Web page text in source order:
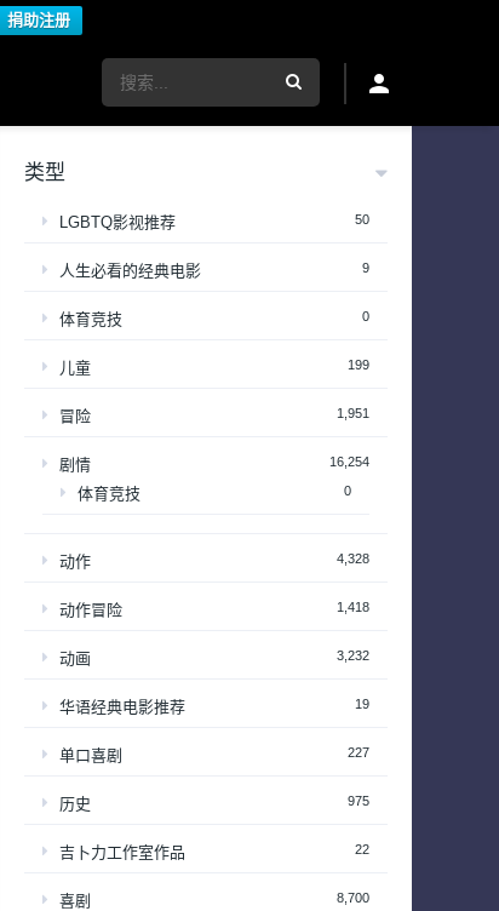
捐助注册
类型
LGBTQ影视推荐 50
人生必看的经典电影 9
体育竞技 0
儿童 199
冒险 1,951
剧情 16,254
体育竞技 0
动作 4,328
动作冒险 1,418
动画 3,232
华语经典电影推荐 19
单口喜剧 227
历史 975
吉卜力工作室作品 22
喜剧 8,700